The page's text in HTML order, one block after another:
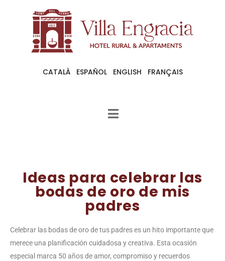
CATALÀ ESPAÑOL ENGLISH FRANÇAIS
Ideas para celebrar las
bodas de oro de mis
padres
Celebrar las bodas de oro de tus padres es un hito importante que
merece una planificación cuidadosa y creativa. Esta ocasión
especial marca 50 años de amor, compromiso y recuerdos